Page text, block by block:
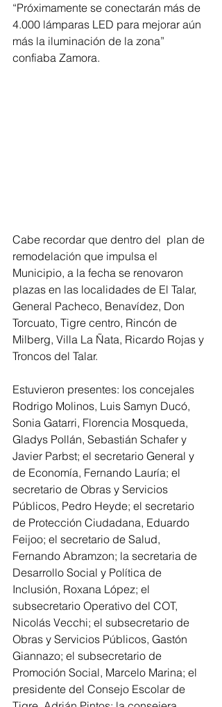
“Próximamente se conectarán más de
4.000 lámparas LED para mejorar aún
más la iluminación de la zona”
confiaba Zamora.
Cabe recordar que dentro del  plan de
remodelación que impulsa el
Municipio, a la fecha se renovaron
plazas en las localidades de El Talar,
General Pacheco, Benavídez, Don
Torcuato, Tigre centro, Rincón de
Milberg, Villa La Ñata, Ricardo Rojas y
Troncos del Talar.
Estuvieron presentes: los concejales
Rodrigo Molinos, Luis Samyn Ducó,
Sonia Gatarri, Florencia Mosqueda,
Gladys Pollán, Sebastián Schafer y
Javier Parbst; el secretario General y
de Economía, Fernando Lauría; el
secretario de Obras y Servicios
Públicos, Pedro Heyde; el secretario
de Protección Ciudadana, Eduardo
Feijoo; el secretario de Salud,
Fernando Abramzon; la secretaria de
Desarrollo Social y Política de
Inclusión, Roxana López; el
subsecretario Operativo del COT,
Nicolás Vecchi; el subsecretario de
Obras y Servicios Públicos, Gastón
Giannazo; el subsecretario de
Promoción Social, Marcelo Marina; el
presidente del Consejo Escolar de